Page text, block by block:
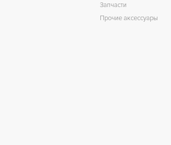
Запчасти
Прочие аксессуары